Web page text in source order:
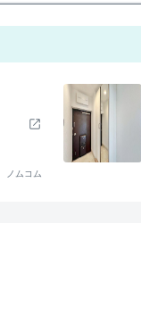
ノムコム